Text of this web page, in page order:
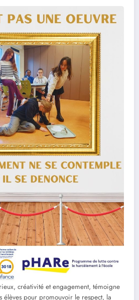
créativité et engagement, témoigne
élèves pour promouvoir le respect, la